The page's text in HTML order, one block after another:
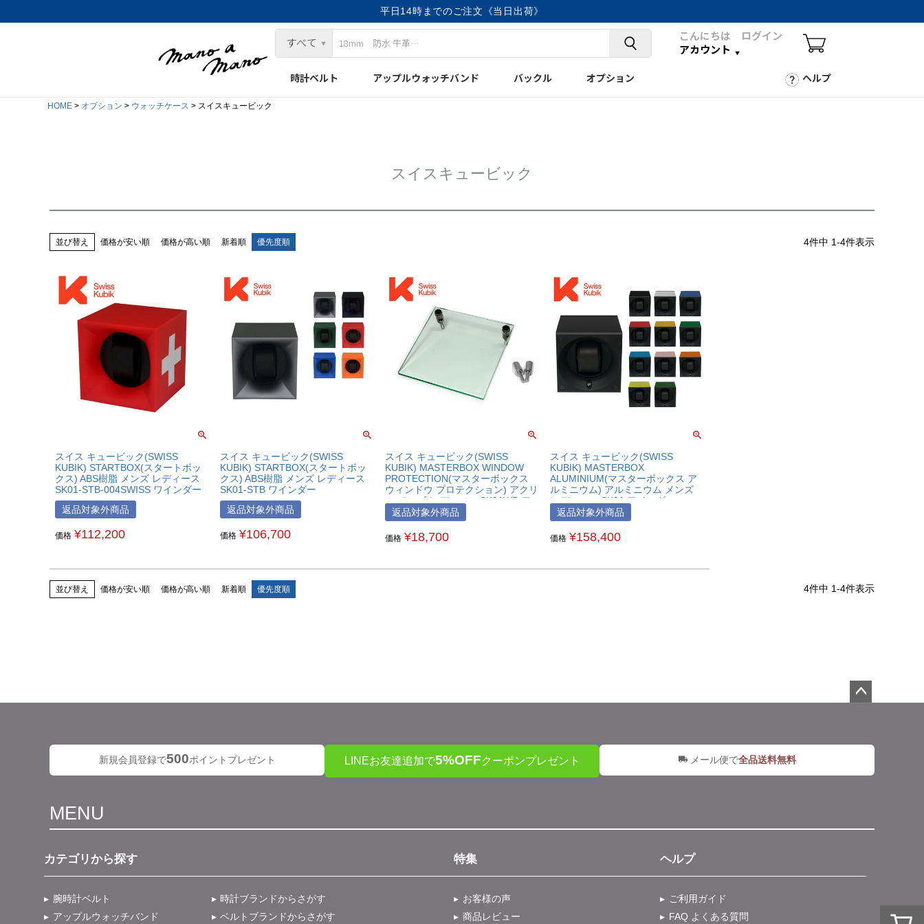
平日14時までのご注文《当日出荷》
こんにちは ログイン
アカウント
時計ベルト アップルウォッチバンド バックル オプション ヘルプ
HOME オプション ウォッチケース スイスキュービック
スイスキュービック
並び替え 価格が安い順 価格が高い順 新着順 優先度順 4件中 1-4件表示
スイス キュービック(SWISS
KUBIK) STARTBOX(スタートボッ
クス) ABS樹脂 メンズ レディース
SK01-STB-004SWISS ワインダー
返品対象外商品
価格 ¥112,200
スイス キュービック(SWISS
KUBIK) STARTBOX(スタートボッ
クス) ABS樹脂 メンズ レディース
SK01-STB ワインダー
返品対象外商品
価格 ¥106,700
スイス キュービック(SWISS
KUBIK) MASTERBOX WINDOW
PROTECTION(マスターボックス
ウィンドウ プロテクション) アクリ
ル メンズ レディース SK01WP ワ
インダー専用オプションドア
返品対象外商品
価格 ¥18,700
スイス キュービック(SWISS
KUBIK) MASTERBOX
ALUMINIUM(マスターボックス ア
ルミニウム) アルミニウム メンズ
レディース SK01 ワインダー
返品対象外商品
価格 ¥158,400
並び替え 価格が安い順 価格が高い順 新着順 優先度順 4件中 1-4件表示
新規会員登録で500ポイントプレゼント LINEお友達追加で5%OFFクーポンプレゼント メール便で全品送料無料
MENU
カテゴリから探す
腕時計ベルト
時計ブランドからさがす
アップルウォッチバンド
ベルトブランドからさがす
特集
お客様の声
商品レビュー
ヘルプ
ご利用ガイド
FAQ よくある質問